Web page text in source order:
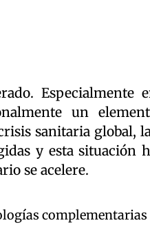
Especialmente
un
sanitaria global,
y esta situación
se acelere.
complementarias